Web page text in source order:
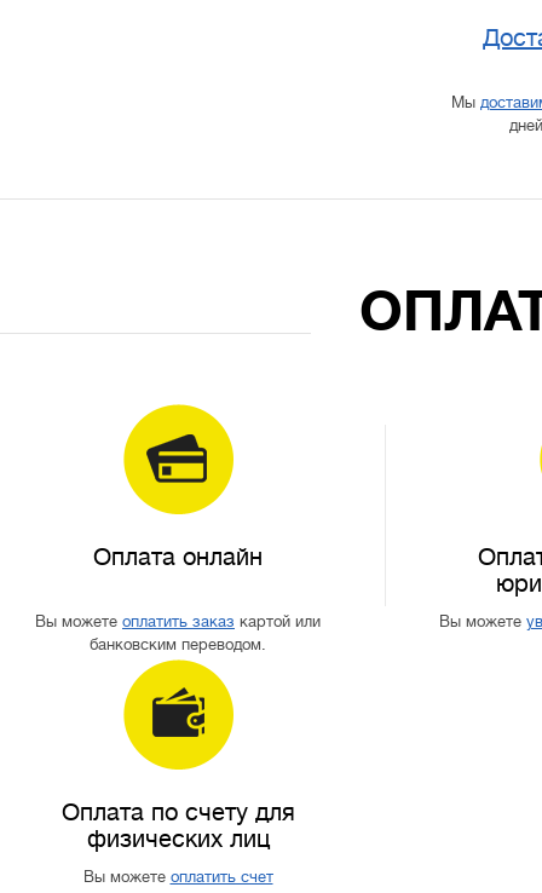
Мы
Оплата онлайн
Вы можете оплатить заказ картой или
банковским переводом.
Вы можете
Оплата по счету для
физических лиц
Вы можете оплатить счет